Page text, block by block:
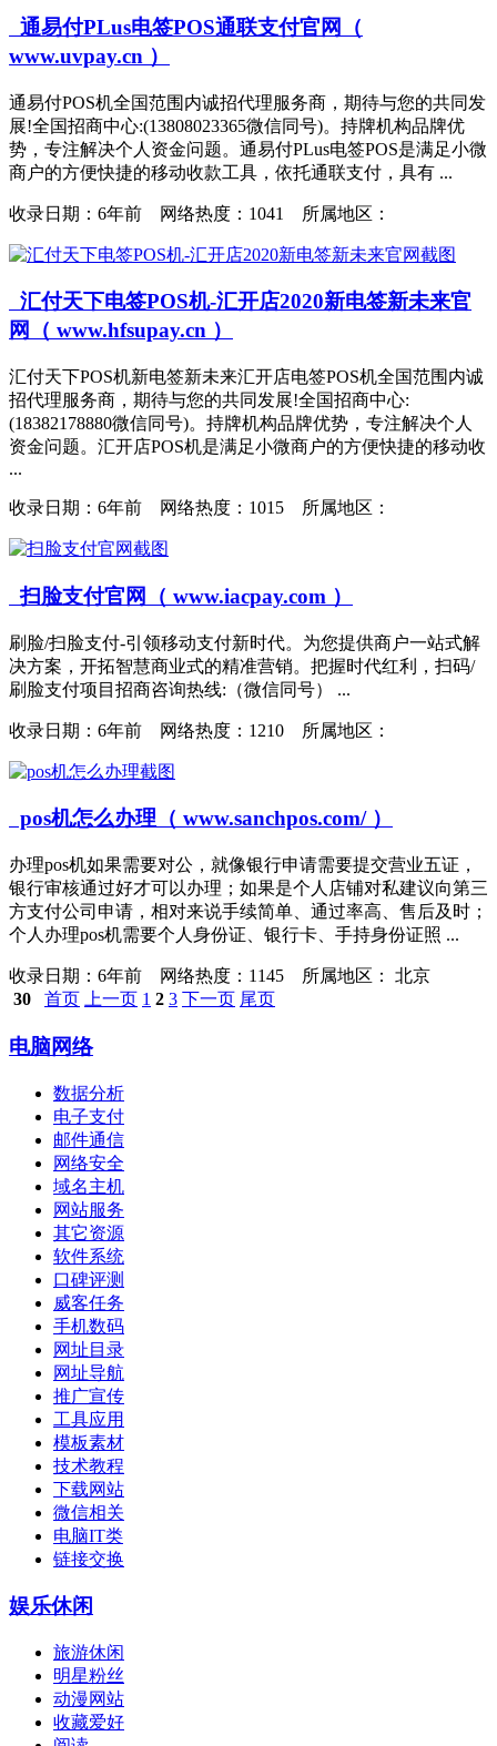
通易付PLus电签POS通联支付官网（
www.uvpay.cn ）
通易付POS机全国范围内诚招代理服务商，期待与您的共同发
展!全国招商中心:(13808023365微信同号)。持牌机构品牌优
势，专注解决个人资金问题。通易付PLus电签POS是满足小微
商户的方便快捷的移动收款工具，依托通联支付，具有 ...
收录日期： 6年前 网络热度：1041 所属地区：
汇付天下电签POS机-汇开店2020新电签新未来官
网（ www.hfsupay.cn ）
汇付天下POS机新电签新未来汇开店电签POS机全国范围内诚
招代理服务商，期待与您的共同发展!全国招商中心:
(18382178880微信同号)。持牌机构品牌优势，专注解决个人
资金问题。汇开店POS机是满足小微商户的方便快捷的移动收
...
收录日期： 6年前 网络热度：1015 所属地区：
扫脸支付官网（ www.iacpay.com ）
刷脸/扫脸支付-引领移动支付新时代。为您提供商户一站式解
决方案，开拓智慧商业式的精准营销。把握时代红利，扫码/
刷脸支付项目招商咨询热线:（微信同号） ...
收录日期： 6年前 网络热度：1210 所属地区：
pos机怎么办理（ www.sanchpos.com/ ）
办理pos机如果需要对公，就像银行申请需要提交营业五证，
银行审核通过好才可以办理；如果是个人店铺对私建议向第三
方支付公司申请，相对来说手续简单、通过率高、售后及时；
个人办理pos机需要个人身份证、银行卡、手持身份证照 ...
收录日期： 6年前 网络热度：1145 所属地区： 北京
30
首页 上一页 1 2 3 下一页 尾页
电脑网络
数据分析
电子支付
邮件通信
网络安全
域名主机
网站服务
其它资源
软件系统
口碑评测
威客任务
手机数码
网址目录
网址导航
推广宣传
工具应用
模板素材
技术教程
下载网站
微信相关
电脑IT类
链接交换
娱乐休闲
旅游休闲
明星粉丝
动漫网站
收藏爱好